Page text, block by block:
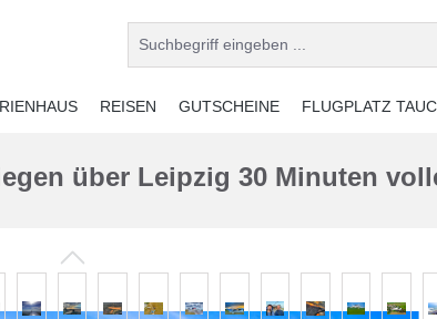
REISEN GUTSCHEINE FLUGPLATZ
über Leipzig 30 Minuten